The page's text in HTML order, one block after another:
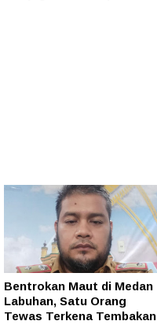
Bentrokan Maut di Medan
Labuhan, Satu Orang
Tewas Terkena Tembakan